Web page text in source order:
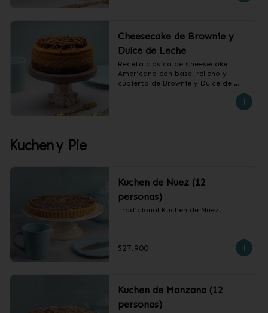
Cheesecake de Brownie y
Dulce de Leche
Receta clásica de Cheesecake
Americano con base, relleno y
cubierto de Brownie y Dulce de
Kuchen y Pie
Kuchen de Nuez (12
personas)
Tradicional Kuchen de Nuez.
$27.900
Kuchen de Manzana (12
personas)